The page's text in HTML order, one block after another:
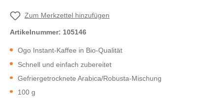
Zum Merkzettel hinzufügen
Artikelnummer: 105146
Ogo Instant-Kaffee in Bio-Qualität
Schnell und einfach zubereitet
Gefriergetrocknete Arabica/Robusta-Mischung
100 g